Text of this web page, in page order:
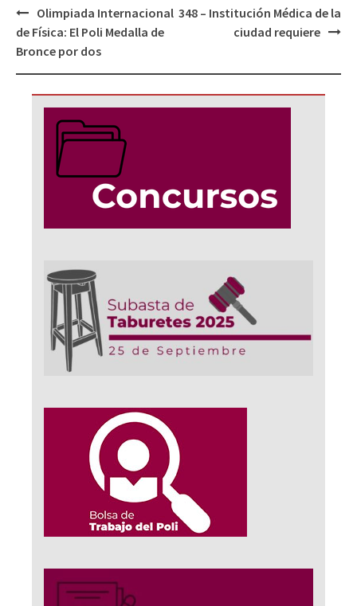
Navegación
de
entradas
Olimpiada Internacional
de Física: El Poli Medalla de
Bronce por dos
348 – Institución Médica de la
ciudad requiere